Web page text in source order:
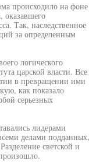
происходило на фоне
оказавшего
Так, наследственное
за определенным
логического
царской власти. Все
в превращении ими
как показало
серьезных
лидерами
делами подданных,
светской и